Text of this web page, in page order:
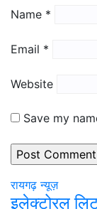
Name *
Email *
Website
Save my
रायगढ़ न्यूज़
इलेक्टोरल